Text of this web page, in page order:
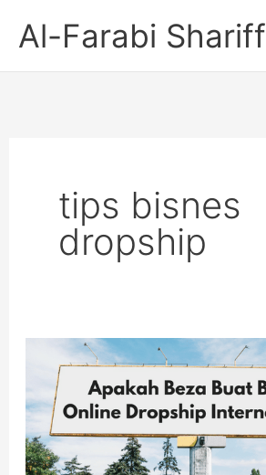
Al-Farabi Shariff
tips bisnes
dropship
Apakah
Beza
Buat
Bisnes